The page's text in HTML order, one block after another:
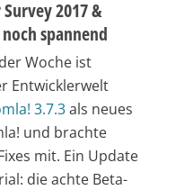
2017 &
spannend
Woche ist
Entwicklerwelt
3.7.3als neues
und brachte
mit. Ein Update
die achte Beta-